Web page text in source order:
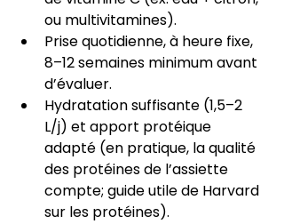
ou multivitamines).
Prise quotidienne, à heure fixe,
8–12 semaines minimum avant
d’évaluer.
Hydratation suffisante (1,5–2
L/j) et apport protéique
adapté (en pratique, la qualité
des protéines de l’assiette
compte; guide utile de Harvard
sur les protéines).